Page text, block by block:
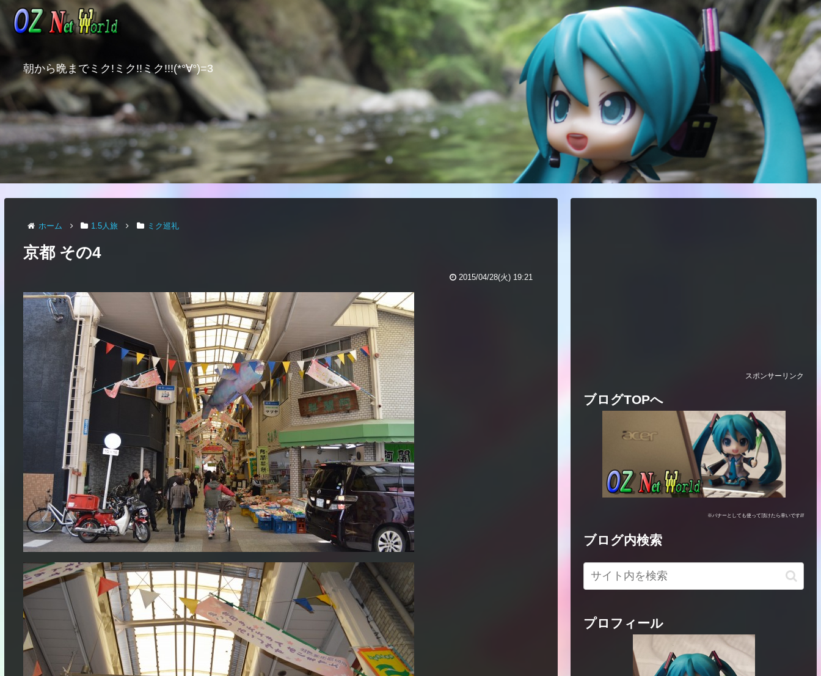
朝から晩までミク!ミク!!ミク!!!(*°∀°)=3
ホーム 1.5人旅 ミク巡礼
京都 その4
2015/04/28(火) 19:21
スポンサーリンク
ブログTOPへ
※バナーとしても使って頂けたら幸いです///
ブログ内検索
プロフィール